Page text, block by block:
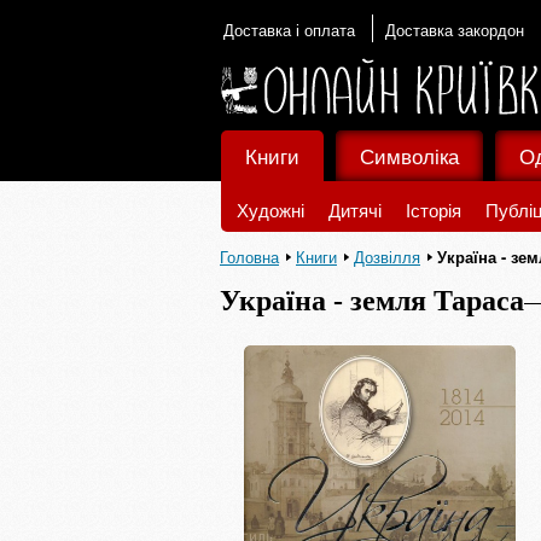
Доставка і оплата Доставка закордон
Книги
Художні Дитячі Історія
Символіка
Головна Книги Дозвілля Україна -
Україна - земля Тараса